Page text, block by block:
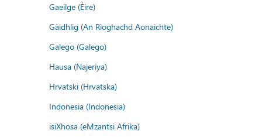
Gaeilge (Éire)
Gàidhlig (An Rìoghachd Aonaichte)
Galego (Galego)
Hausa (Najeriya)
Hrvatski (Hrvatska)
Indonesia (Indonesia)
isiXhosa (eMzantsi Afrika)